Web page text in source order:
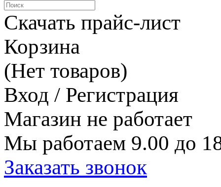
Скачать прайс-лист
Корзина
(Нет товаров)
Вход / Регистрация
Магазин не работает
Мы работаем 9.00 до
Заказать звонок